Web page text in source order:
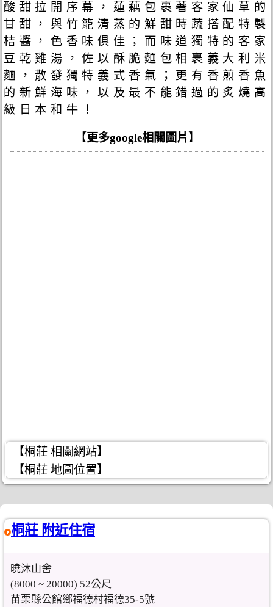
酸甜拉開序幕，蓮藕包裹著客家仙草的
甘甜，與竹籠清蒸的鮮甜時蔬搭配特製
桔醬，色香味俱佳；而味道獨特的客家
豆乾雞湯，佐以酥脆麵包相裹義大利米
麵，散發獨特義式香氣；更有香煎香魚
的新鮮海味，以及最不能錯過的炙燒高
級日本和牛！
【 更多google相關圖片 】
【桐莊 相關網站】
【桐莊 地圖位置】
桐莊 附近住宿
曉沐山舍
(8000 ~ 20000) 52公尺
苗栗縣公館鄉福德村福德35-5號